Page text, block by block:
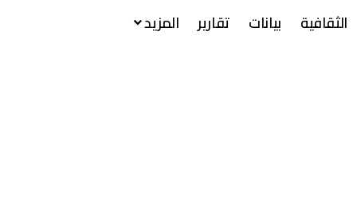
الثقافية
بيانات تقارير المزيد